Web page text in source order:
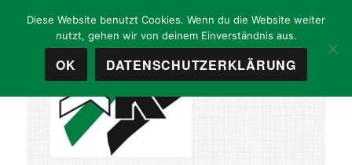
Diese Website benutzt Cookies. Wenn du die Website weiter
nutzt, gehen wir von deinem Einverständnis aus.
OK DATENSCHUTZERKLÄRUNG